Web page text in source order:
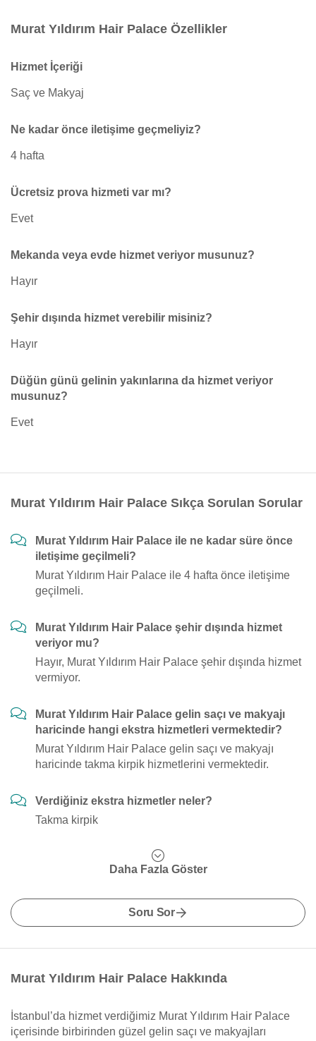
Murat Yıldırım Hair Palace Özellikler
Hizmet İçeriği
Saç ve Makyaj
Ne kadar önce iletişime geçmeliyiz?
4 hafta
Ücretsiz prova hizmeti var mı?
Evet
Mekanda veya evde hizmet veriyor musunuz?
Hayır
Şehir dışında hizmet verebilir misiniz?
Hayır
Düğün günü gelinin yakınlarına da hizmet veriyor
musunuz?
Evet
Murat Yıldırım Hair Palace Sıkça Sorulan Sorular
Murat Yıldırım Hair Palace ile ne kadar süre önce
iletişime geçilmeli?
Murat Yıldırım Hair Palace ile 4 hafta önce iletişime
geçilmeli.
Murat Yıldırım Hair Palace şehir dışında hizmet
veriyor mu?
Hayır, Murat Yıldırım Hair Palace şehir dışında hizmet
vermiyor.
Murat Yıldırım Hair Palace gelin saçı ve makyajı
haricinde hangi ekstra hizmetleri vermektedir?
Murat Yıldırım Hair Palace gelin saçı ve makyajı
haricinde takma kirpik hizmetlerini vermektedir.
Verdiğiniz ekstra hizmetler neler?
Takma kirpik
Daha Fazla Göster
Soru Sor
Murat Yıldırım Hair Palace Hakkında
İstanbul’da hizmet verdiğimiz Murat Yıldırım Hair Palace
içerisinde birbirinden güzel gelin saçı ve makyajları